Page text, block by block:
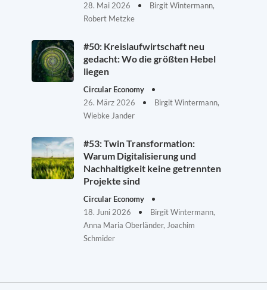
28. Mai 2026
Birgit Wintermann,
Robert Metzke
#50: Kreislaufwirtschaft neu
gedacht: Wo die größten Hebel
liegen
Circular Economy
26. März 2026
Birgit Wintermann,
Wiebke Jander
#53: Twin Transformation:
Warum Digitalisierung und
Nachhaltigkeit keine getrennten
Projekte sind
Circular Economy
18. Juni 2026
Birgit Wintermann,
Anna Maria Oberländer, Joachim
Schmider